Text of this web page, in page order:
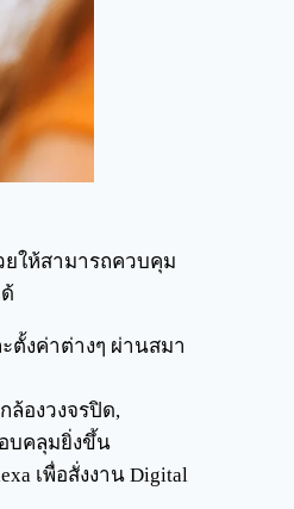
ยให้สามารถควบคุม
ตั้งค่าต่างๆ ผ่านสมา
ล้องวงจรปิด,
บคลุมยิ่งขึ้น
เพื่อสั่งงาน Digital